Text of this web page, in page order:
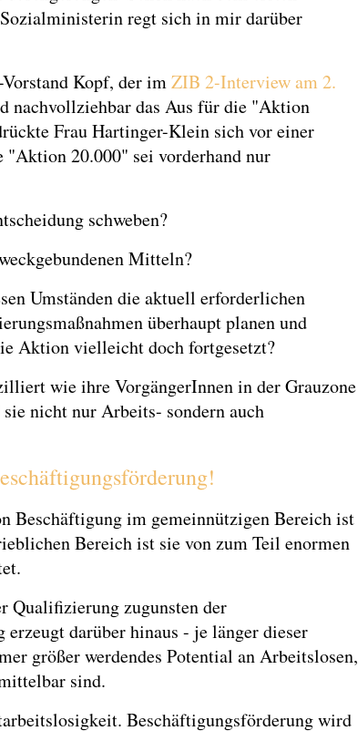
regt sich in mir darüber
Kopf, der imZIB 2-Interview am 2.
nachvollziehbar das Aus für die "Aktion
Frau Hartinger-Klein sich vor einer
"Aktion 20.000" sei vorderhand nur
schweben?
Mitteln?
Umständen die aktuell erforderlichen
überhaupt planen und
Aktion vielleicht doch fortgesetzt?
wie ihre VorgängerInnen in der Grauzone
nicht nur Arbeits- sondern auch
Beschäftigung im gemeinnützigen Bereich ist
Bereich ist sie von zum Teil enormen
Qualifizierung zugunsten der
darüber hinaus - je länger dieser
größer werdendes Potential an Arbeitslosen,
sind.
Beschäftigungsförderung wird